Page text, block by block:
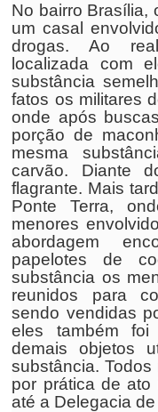
No bairro Brasília,
um casal
drogas. Ao
localizada com
substância
fatos os militares
onde após
porção de
mesma
carvão. Diante
flagrante. Mais
Ponte Terra,
menores
abordagem
papelotes de
substância os
reunidos para
sendo vendidas
eles também
demais objetos
substância.
por prática de ato
até a Delegacia